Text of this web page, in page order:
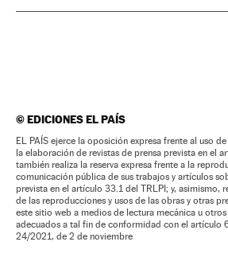
©EDICIONES EL PAÍS
EL PAÍS ejerce la oposición expresa frente al uso
la elaboración de revistas de prensa prevista en el
también realiza la reserva expresa frente a la
comunicación pública de sus trabajos y artículos
prevista en el artículo 33.1 del TRLPI; y, asimismo,
de las reproducciones y usos de las obras y otras
este sitio web a medios de lectura mecánica u
adecuados a tal fin de conformidad con el artículo
24/2021, de 2 de noviembre